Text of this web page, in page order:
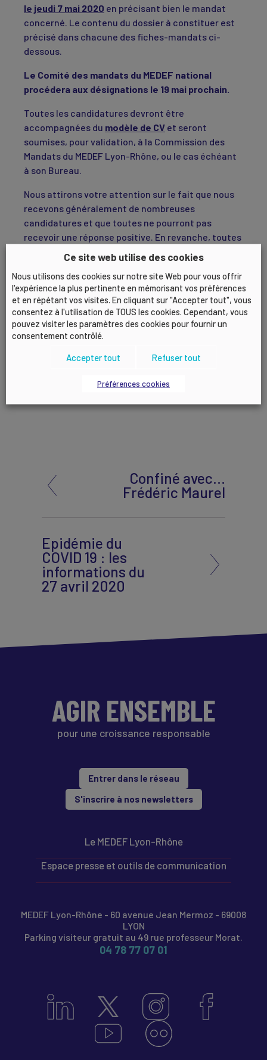
le jeudi 7 mai 2020 en précisant bien le mandat
concerné. Le contenu du dossier à constituer est
précisé dans chacune des fiches-mandats ci-
dessous.
Le Comité des mandats du MEDEF national
procédera aux désignations le 19 mai prochain.
Toutes les candidatures devront être
accompagnées du modèle de CV et seront
soumises, pour validation, à la Commission des
Mandats du MEDEF Lyon-Rhône, ou le cas échéant
à son Bureau.
Nous attirons votre attention sur le fait que nous
recevons généralement de nombreuses
candidatures et que toutes ne pourront pas
recevoir une réponse positive. En revanche, toutes
les personnes ayant fait acte de candidature
qu’elles soient.
Pour toute précision, vous pouvez contacter :
Bruno VERNEY, Directeur des services aux
adhérents
Tél. 04 78 77 07 01 –
Confiné avec…
Frédéric Maurel
Epidémie du
COVID 19 : les
informations du
27 avril 2020
AGIR ENSEMBLE
pour une croissance responsable
Entrer dans le réseau
S'inscrire à nos newsletters
Le MEDEF Lyon-Rhône
Espace presse et outils de communication
MEDEF Lyon-Rhône - 60 avenue Jean Mermoz - 69008
LYON
Parking visiteur gratuit au 49 rue professeur Morat.
04 78 77 07 01
Ce site web utilise des cookies
Nous utilisons des cookies sur notre site Web pour vous offrir
l'expérience la plus pertinente en mémorisant vos préférences
et en répétant vos visites. En cliquant sur "Accepter tout", vous
consentez à l'utilisation de TOUS les cookies. Cependant, vous
pouvez visiter les paramètres des cookies pour fournir un
consentement contrôlé.
Accepter tout Refuser tout
Préférences cookies